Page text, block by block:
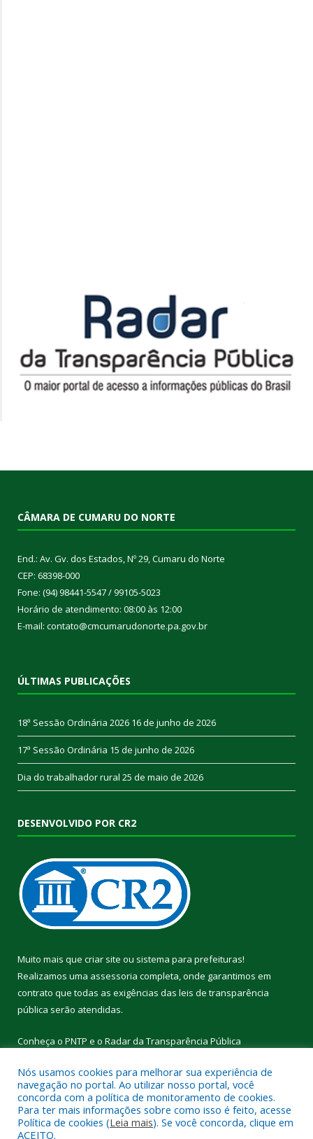
CÂMARA DE CUMARU DO NORTE
End.: Av. Gv. dos Estados, Nº 29, Cumaru do Norte
CEP: 68398-000
Fone: (94) 98441-5547 / 99105-5023
Horário de atendimento: 08:00 às 12:00
E-mail: contato@cmcumarudonorte.pa.gov.br
ÚLTIMAS PUBLICAÇÕES
18ª Sessão Ordinária 2026 16 de junho de 2026
17ª Sessão Ordinária 15 de junho de 2026
Dia do trabalhador rural 25 de maio de 2026
DESENVOLVIDO POR CR2
Muito mais que criar site ou sistema para prefeituras!
Realizamos uma assessoria completa, onde garantimos em
contrato que todas as exigências das leis de transparência
pública serão atendidas.
Conheça o PNTP e o Radar da Transparência Pública
Todos os direitos reservados a Câmara Municipal de Cumaru do
Norte.
Nós usamos cookies para melhorar sua experiência de
navegação no portal. Ao utilizar nosso portal, você
concorda com a política de monitoramento de cookies.
Para ter mais informações sobre como isso é feito, acesse
Política de cookies (Leia mais). Se você concorda, clique em
ACEITO.